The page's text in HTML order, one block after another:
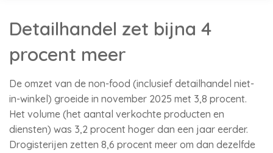
Detailhandel zet bijna 4
procent meer
De omzet van de non-food (inclusief detailhandel niet-
in-winkel) groeide in november 2025 met 3,8 procent.
Het volume (het aantal verkochte producten en
diensten) was 3,2 procent hoger dan een jaar eerder.
Drogisterijen zetten 8,6 procent meer om dan dezelfde